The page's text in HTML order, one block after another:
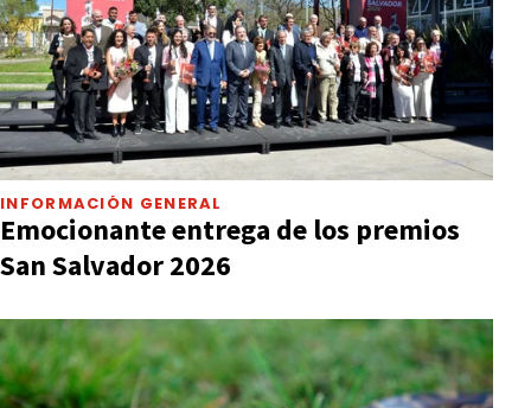
INFORMACIÓN GENERAL
Emocionante entrega de los premios
San Salvador 2026